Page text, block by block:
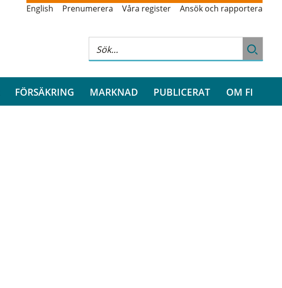
English Prenumerera Våra register Ansök och rapportera
FÖRSÄKRING MARKNAD PUBLICERAT OM FI